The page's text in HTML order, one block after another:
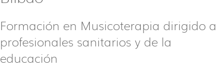
Formación en Musicoterapia dirigido a
profesionales sanitarios y de la
educación